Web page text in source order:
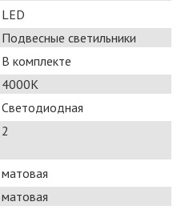
LED
Подвесные светильники
В комплекте
4000K
Светодиодная
2
матовая
матовая